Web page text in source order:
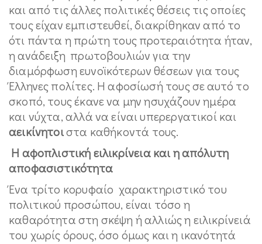
και από τις άλλες πολιτικές θέσεις τις οποίες
τους είχαν εμπιστευθεί, διακρίθηκαν από το
ότι πάντα η πρώτη τους προτεραιότητα ήταν,
η ανάδειξη πρωτοβουλιών για την
διαμόρφωση ευνοϊκότερων θέσεων για τους
Έλληνες πολίτες. Η αφοσίωσή τους σε αυτό το
σκοπό, τους έκανε να μην ησυχάζουν ημέρα
και νύχτα, αλλά να είναι υπερεργατικοί και
αεικίνητοιστα καθήκοντά τους.
Η αφοπλιστική ειλικρίνεια και η απόλυτη
αποφασιστικότητα
Ένα τρίτο κορυφαίο χαρακτηριστικό του
πολιτικού προσώπου, είναι τόσο η
καθαρότητα στη σκέψη ή αλλιώς η ειλικρίνειά
του χωρίς όρους, όσο όμως και η ικανότητά